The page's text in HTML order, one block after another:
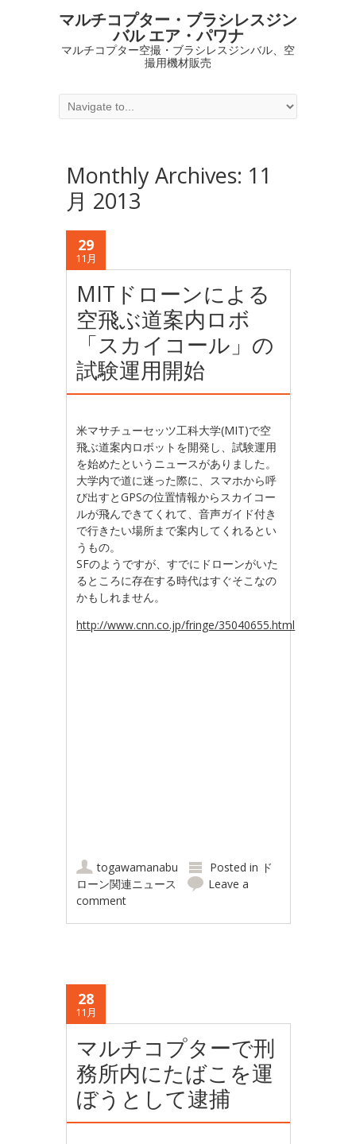
マルチコプター・ブラシレスジン
バル エア・パワナ
マルチコプター空撮・ブラシレスジンバル、空
撮用機材販売
Monthly Archives: 11
月 2013
29
11月
MITドローンによる
空飛ぶ道案内ロボ
「スカイコール」の
試験運用開始
米マサチューセッツ工科大学(MIT)で空
飛ぶ道案内ロボットを開発し、試験運用
を始めたというニュースがありました。
大学内で道に迷った際に、スマホから呼
び出すとGPSの位置情報からスカイコー
ルが飛んできてくれて、音声ガイド付き
で行きたい場所まで案内してくれるとい
うもの。
SFのようですが、すでにドローンがいた
るところに存在する時代はすぐそこなの
かもしれません。
http://www.cnn.co.jp/fringe/35040655.html
togawamanabu Posted in ド
ローン関連ニュース
Leave a
comment
28
11月
マルチコプターで刑
務所内にたばこを運
ぼうとして逮捕